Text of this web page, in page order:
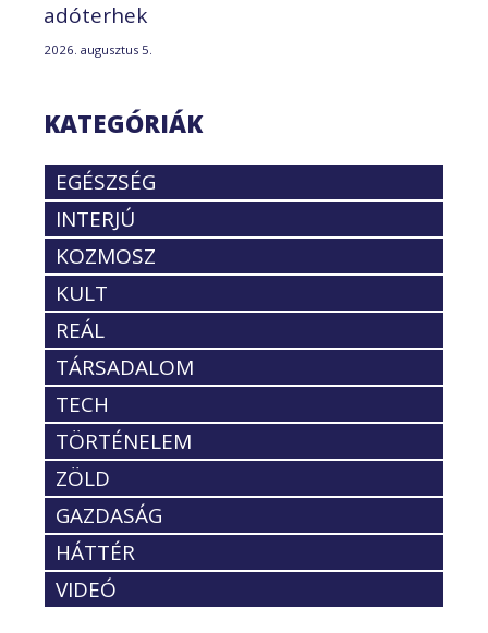
adóterhek
2026. augusztus 5.
KATEGÓRIÁK
EGÉSZSÉG
INTERJÚ
KOZMOSZ
KULT
REÁL
TÁRSADALOM
TECH
TÖRTÉNELEM
ZÖLD
GAZDASÁG
HÁTTÉR
VIDEÓ